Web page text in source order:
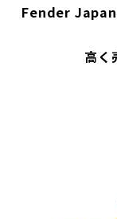
Fender Japan
高く